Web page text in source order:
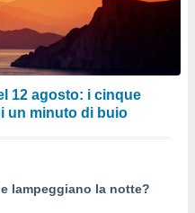
12 agosto: i cinque
un minuto di buio
lampeggiano la notte?